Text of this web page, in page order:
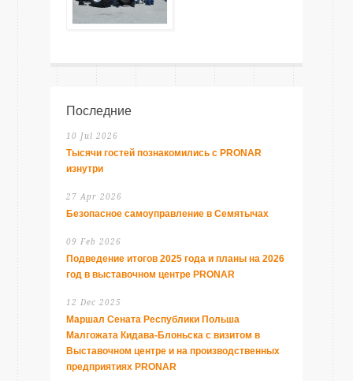
Последние
10 Jul 2026
Тысячи гостей познакомились с PRONAR
изнутри
27 Apr 2026
Безопасное самоуправление в Семятычах
09 Feb 2026
Подведение итогов 2025 года и планы на 2026
год в выставочном центре PRONAR
12 Dec 2025
Маршал Сената Республики Польша
Малгожата Кидава-Блоньска с визитом в
Выставочном центре и на производственных
предприятиях PRONAR